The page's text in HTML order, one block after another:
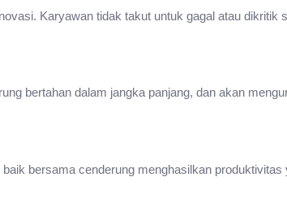
Karyawan tidak takut untuk gagal atau dikritik
bertahan dalam jangka panjang, dan akan
bersama cenderung menghasilkan produktivitas